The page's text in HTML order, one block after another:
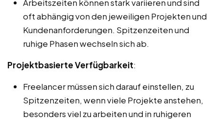
Arbeitszeiten können stark variieren und sind
oft abhängig von den jeweiligen Projekten und
Kundenanforderungen. Spitzenzeiten und
ruhige Phasen wechseln sich ab.
Projektbasierte Verfügbarkeit:
Freelancer müssen sich darauf einstellen, zu
Spitzenzeiten, wenn viele Projekte anstehen,
besonders viel zu arbeiten und in ruhigeren